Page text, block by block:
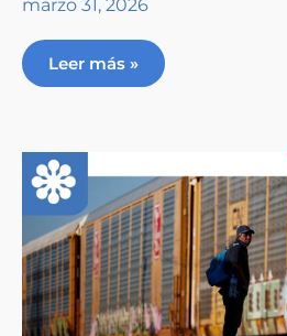
marzo 31, 2026
Leer más »